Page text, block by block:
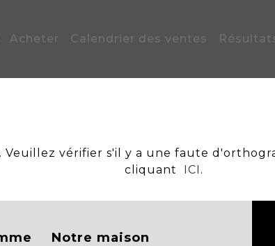
Acheter Calendrier des ventes
vérifier s'il y a une faute
cliquant
ICI .
Notre maison